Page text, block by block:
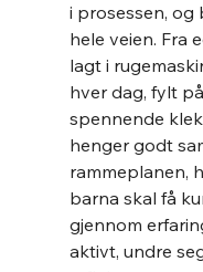
i prosessen,
hele veien. Fra
lagt i
hver dag, fylt
spennende
henger godt
rammeplanen,
barna skal få
gjennom
aktivt, undre